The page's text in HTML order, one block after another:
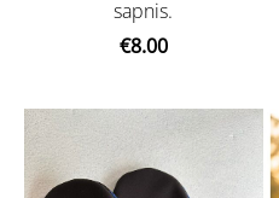
sapnis.
€8.00